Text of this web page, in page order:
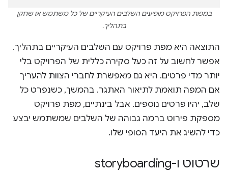
במפות הפרויקט מופיעים השלבים העיקריים של כל משתמש או שחקן
בתהליך.
התוצאה היא מפת פרויקט עם השלבים העיקריים בתהליך.
אפשר לחשוב על זה כעל סקירה כללית של הפרויקט בלי
יותר מדי פרטים. היא גם מאפשרת לחברי הצוות להעריך
אם המפה תואמת לתיאור האתגר. בהמשך, כשנפרט כל
שלב, יהיו פרטים נוספים. אבל בינתיים, מפת פרויקט
מספקת פירוט ברמה גבוהה של השלבים שמשתמש יבצע
כדי להשיג את היעד הסופי שלו.
שרטוט ו-storyboarding